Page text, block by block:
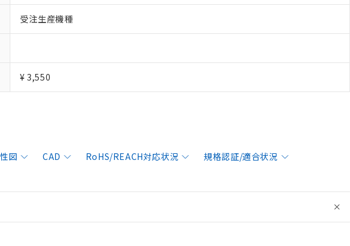
受注生産機種
¥ 3,550
図 CAD RoHS/REACH対応状況 規格認証/適合状況